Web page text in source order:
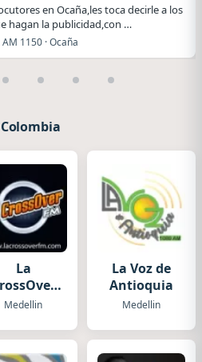
en Ocaña,les toca decirle a los
hagan la publicidad,con …
1150 · Ocaña
La
FM
Medellin
La Voz de
Antioquia
Medellin